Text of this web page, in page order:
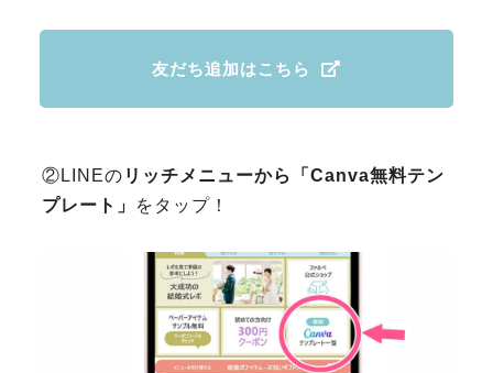
友だち追加はこちら
②LINEの リッチメニューから「Canva無料テン
プレート」 をタップ！